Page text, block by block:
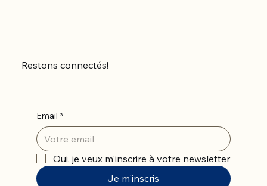
Restons connectés!
Email *
Oui, je veux m'inscrire à votre newsletter
Je m'inscris